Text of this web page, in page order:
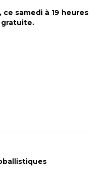
ce samedi à 19 heures
gratuite.